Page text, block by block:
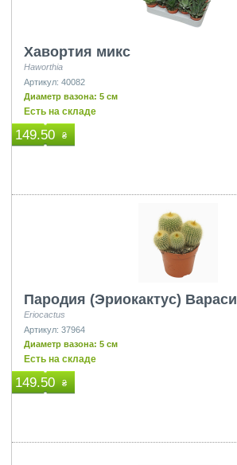
Хавортия микс
Haworthia
Артикул: 40082
Диаметр вазона: 5 см
Есть на складе
149.50 ₴
Пародия (Эриокактус) Вараси
Eriocactus
Артикул: 37964
Диаметр вазона: 5 см
Есть на складе
149.50 ₴